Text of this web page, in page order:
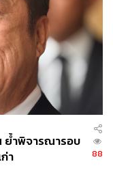
ย้ำพิจารณารอบ
า
88